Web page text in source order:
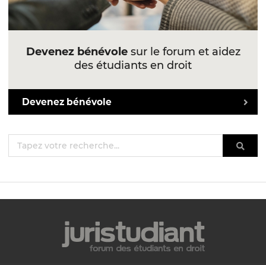
Devenez bénévolesur le forum et aidez
des étudiants en droit
Devenez bénévole